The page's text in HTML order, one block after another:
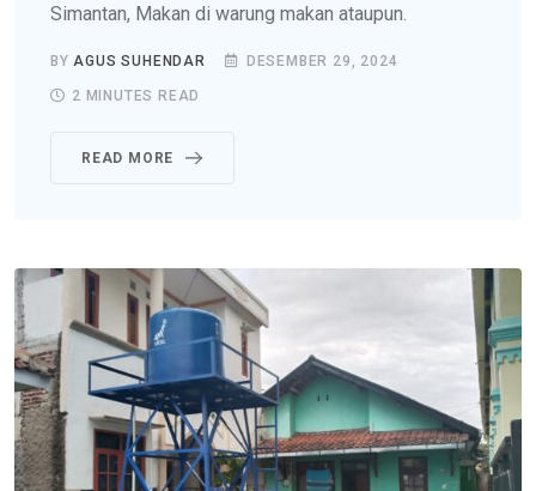
Simantan, Makan di warung makan ataupun.
BY AGUS SUHENDAR DESEMBER 29, 2024
2 MINUTES READ
READ MORE